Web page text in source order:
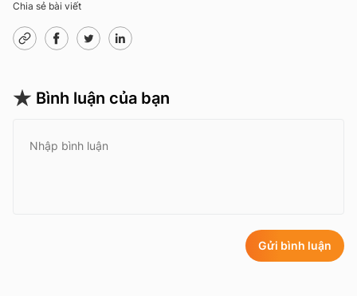
Chia sẻ bài viết
Bình luận của bạn
Gửi bình luận